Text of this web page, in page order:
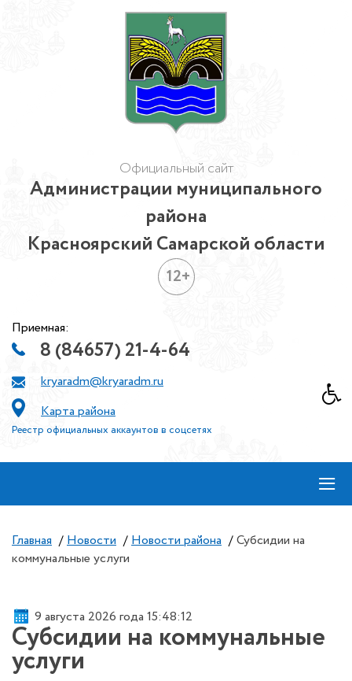
Официальный сайт
Администрации муниципального
района
Красноярский Самарской области
12+
Приемная:
8 (84657) 21-4-64
kryaradm@kryaradm.ru
Карта района
Реестр официальных аккаунтов в соцсетях
≡
Главная / Новости / Новости района / Субсидии на
коммунальные услуги
9 августа 2026 года 15:48:12
Субсидии на коммунальные
услуги